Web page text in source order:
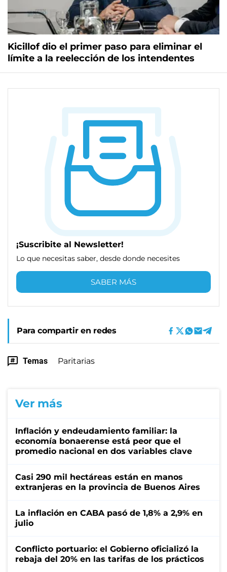
Kicillof dio el primer paso para eliminar el
límite a la reelección de los intendentes
¡Suscribite al Newsletter!
Lo que necesitas saber, desde donde necesites
SABER MÁS
Para compartir en redes
Temas Paritarias
Ver más
Inflación y endeudamiento familiar: la
economía bonaerense está peor que el
promedio nacional en dos variables clave
Casi 290 mil hectáreas están en manos
extranjeras en la provincia de Buenos Aires
La inflación en CABA pasó de 1,8% a 2,9% en
julio
Conflicto portuario: el Gobierno oficializó la
rebaja del 20% en las tarifas de los prácticos